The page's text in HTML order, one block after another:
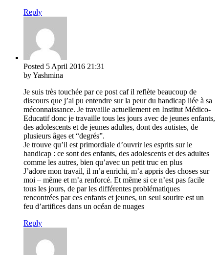
Reply
Posted 5 April 2016 21:31
by Yashmina
Je suis très touchée par ce post caf il reflète beaucoup de
discours que j’ai pu entendre sur la peur du handicap liée à sa
méconnaissance. Je travaille actuellement en Institut Médico-
Educatif donc je travaille tous les jours avec de jeunes enfants,
des adolescents et de jeunes adultes, dont des autistes, de
plusieurs âges et “degrés”.
Je trouve qu’il est primordiale d’ouvrir les esprits sur le
handicap : ce sont des enfants, des adolescents et des adultes
comme les autres, bien qu’avec un petit truc en plus
J’adore mon travail, il m’a enrichi, m’a appris des choses sur
moi – même et m’a renforcé. Et même si ce n’est pas facile
tous les jours, de par les différentes problématiques
rencontrées par ces enfants et jeunes, un seul sourire est un
feu d’artifices dans un océan de nuages
Reply